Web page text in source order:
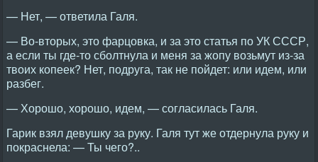
— Нет, — ответила Галя.
— Во-вторых, это фарцовка, и за это статья по УК СССР,
а если ты где-то сболтнула и меня за жопу возьмут из-за
твоих копеек? Нет, подруга, так не пойдет: или идем, или
разбег.
— Хорошо, хорошо, идем, — согласилась Галя.
Гарик взял девушку за руку. Галя тут же отдернула руку и
покраснела: — Ты чего?..